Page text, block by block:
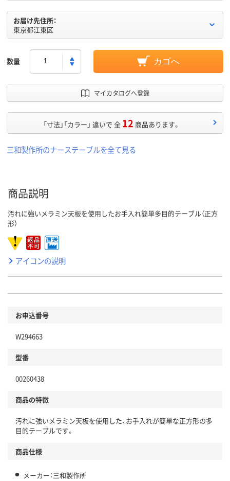
お届け先住所：
東京都江東区
数量 カゴへ
マイカタログへ登録
「寸法」「カラー」 違いで 全 12 商品あります。
三和製作所のナーステーブルを全て見る
商品説明
汚れに強いメラミン天板を使用したお手入れ簡単多目的テーブル（正方
形）
アイコンの説明
お申込番号
W294663
型番
00260438
商品の特徴
汚れに強いメラミン天板を使用した、お手入れが簡単な正方形の多
目的テーブルです。
商品仕様
メーカー：三和製作所